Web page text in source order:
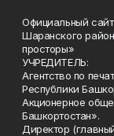
Официальный
Шаранского
просторы»
УЧРЕДИТЕЛЬ:
Агентство по
Республики
Акционерное
Башкортостан».
Директор